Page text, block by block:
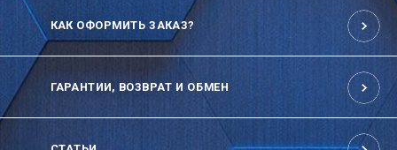
КАК ОФОРМИТЬ ЗАКАЗ?
ГАРАНТИИ, ВОЗВРАТ И ОБМЕН